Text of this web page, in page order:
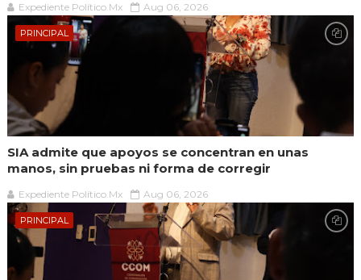
Expediente Político.Mx Aug 06, 2026
PRINCIPAL
SIA admite que apoyos se concentran en unas
manos, sin pruebas ni forma de corregir
Expediente Político.Mx Aug 06, 2026
PRINCIPAL